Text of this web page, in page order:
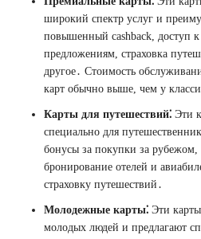
широкий спектр услуг и
повышенный cashback, доступ
предложениям, страховка
другое․ Стоимость
карт обычно выше, чем у
Карты для путешествий⁚ Эти
специально для
бонусы за покупки за рубежом,
бронирование отелей и
страховку путешествий․
Молодежные карты⁚ Эти
молодых людей и предлагают